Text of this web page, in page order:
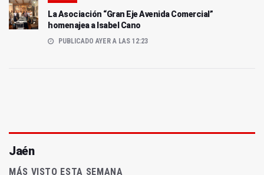
La Asociación “Gran Eje Avenida Comercial”
homenajea a Isabel Cano
PUBLICADO AYER A LAS 12:23
Jaén
MÁS VISTO ESTA SEMANA